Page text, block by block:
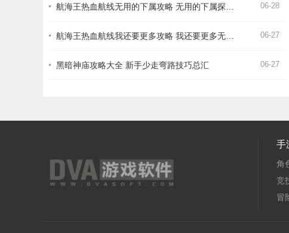
航海王热血航线无用的下属攻略 无用的下属探索通关打法详解 06-28
航海王热血航线我还要更多攻略 我还要更多无尽探索通关打法详解 06-27
黑暗神庙攻略大全 新手少走弯路技巧总汇 06-27
手
角
竞
冒